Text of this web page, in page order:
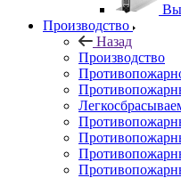
Производство
Назад
Производство